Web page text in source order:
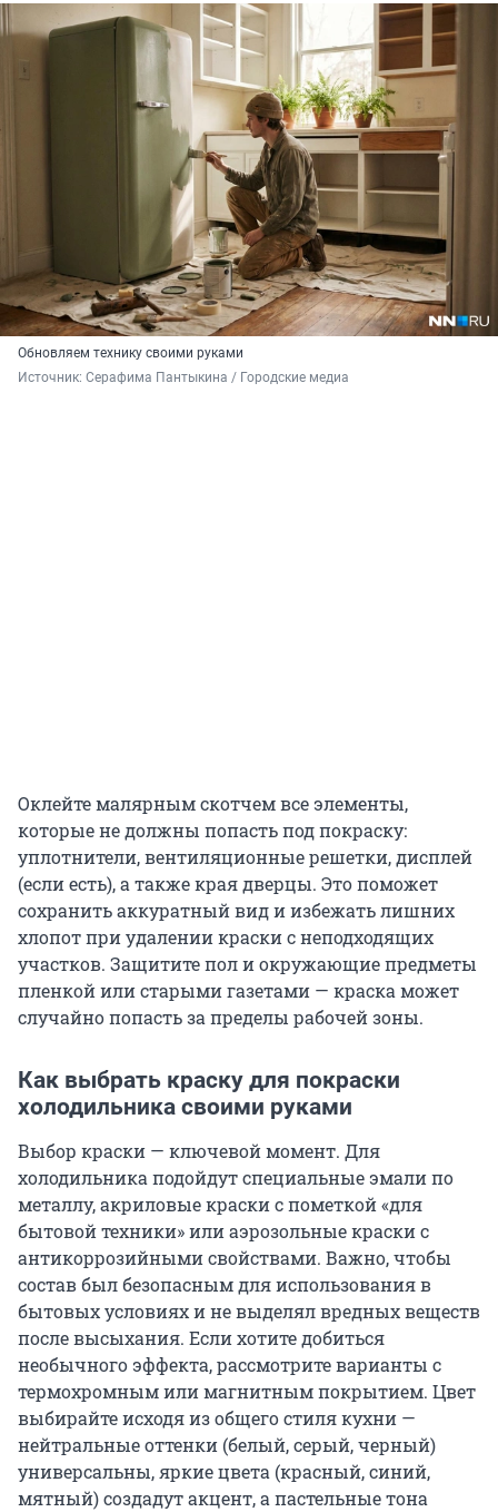
Обновляем технику своими руками
Источник: Серафима Пантыкина / Городские медиа
Оклейте малярным скотчем все элементы,
которые не должны попасть под покраску:
уплотнители, вентиляционные решетки, дисплей
(если есть), а также края дверцы. Это поможет
сохранить аккуратный вид и избежать лишних
хлопот при удалении краски с неподходящих
участков. Защитите пол и окружающие предметы
пленкой или старыми газетами — краска может
случайно попасть за пределы рабочей зоны.
Как выбрать краску для покраски
холодильника своими руками
Выбор краски — ключевой момент. Для
холодильника подойдут специальные эмали по
металлу, акриловые краски с пометкой «для
бытовой техники» или аэрозольные краски с
антикоррозийными свойствами. Важно, чтобы
состав был безопасным для использования в
бытовых условиях и не выделял вредных веществ
после высыхания. Если хотите добиться
необычного эффекта, рассмотрите варианты с
термохромным или магнитным покрытием. Цвет
выбирайте исходя из общего стиля кухни —
нейтральные оттенки (белый, серый, черный)
универсальны, яркие цвета (красный, синий,
мятный) создадут акцент, а пастельные тона